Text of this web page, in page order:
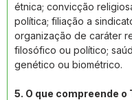
étnica; convicção
política; filiação a
organização de caráter
filosófico ou político;
genético ou biométrico.
5. O que compreende o